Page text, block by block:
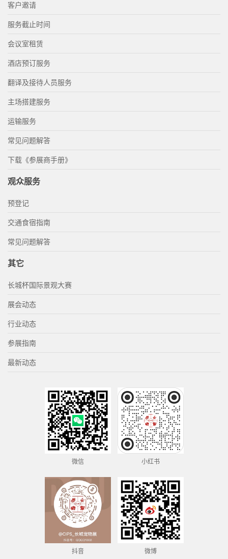
客户邀请
服务截止时间
会议室租赁
酒店预订服务
翻译及接待人员服务
主场搭建服务
运输服务
常见问题解答
下载《参展商手册》
观众服务
预登记
交通食宿指南
常见问题解答
其它
长城杯国际景观大赛
展会动态
行业动态
参展指南
最新动态
微信 小红书
抖音 微博